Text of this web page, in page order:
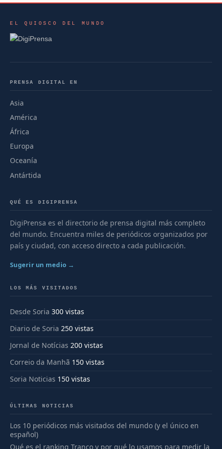
EL QUIOSCO DEL MUNDO
PRENSA DIGITAL EN
Asia
América
África
Europa
Oceanía
Antártida
QUÉ ES DIGIPRENSA
DigiPrensa es el directorio de prensa digital más completo
del mundo. Encuentra miles de periódicos organizados por
país y ciudad, con acceso directo a cada publicación.
Sugerir un medio →
LOS MÁS VISITADOS
Desde Soria 300 vistas
Diario de Soria 250 vistas
Jornal de Notícias 200 vistas
Correio da Manhã 150 vistas
Soria Noticias 150 vistas
ÚLTIMAS NOTICIAS
Los 10 periódicos más visitados del mundo (y el único en
español)
Qué es el ranking Tranco y por qué lo usamos para medir la